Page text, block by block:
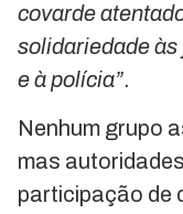
covarde
solidariedade
e à polícia”.
Nenhum grupo
mas
participação de